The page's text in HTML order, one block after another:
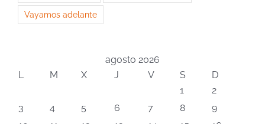
Vayamos adelante
agosto 2026
L
M X J V S
D
1
2
3
4 5 6 7 8
9